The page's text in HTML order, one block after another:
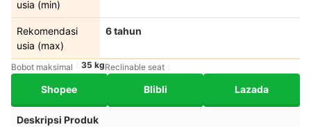
usia (min)
Rekomendasi
usia (max)
6 tahun
Bobot maksimal 35 kgReclinable seat
Shopee Blibli Lazada
Deskripsi Produk